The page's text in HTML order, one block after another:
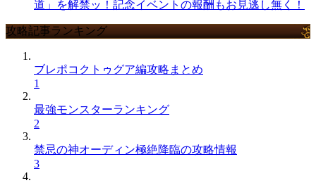
道」を解禁ッ！記念イベントの報酬もお見逃し無く！
攻略記事ランキング
ブレポコクトゥグア編攻略まとめ
1
最強モンスターランキング
2
禁忌の神オーディン極絶降臨の攻略情報
3